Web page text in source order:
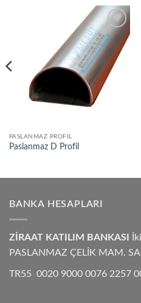
Add to
wishlist
PASLANMAZ PROFIL
Paslanmaz D Profil
BANKA HESAPLARI
ZİRAAT KATILIM BANKASI
PASLANMAZ ÇELİK MAM.
TR55 0020 9000 0076 2257